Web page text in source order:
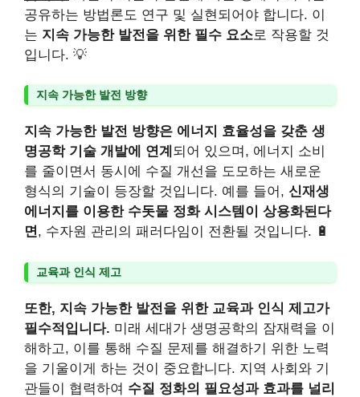
공유하는 방법론도 연구 및 실현되어야 합니다. 이
는 지속 가능한 발전을 위한 필수 요소로 작용할 것
입니다. 💡
지속 가능한 발전 방향
지속 가능한 발전 방향은 에너지 효율성을 갖춘 생
명공학 기술 개발에 연계 되어 있으며, 에너지 소비
를 줄이면서 동시에 수질 개선을 도모하는 새로운
형식의 기술이 등장할 것입니다. 예를 들어, 신재생
에너지를 이용한 수돗물 정화 시스템이 상용화된다
면, 수자원 관리의 패러다임이 전환될 것입니다. 🔋
교육과 인식 제고
또한, 지속 가능한 발전을 위한 교육과 인식 제고가
필수적입니다. 미래 세대가 생명공학의 잠재력을 이
해하고, 이를 통해 수질 문제를 해결하기 위한 노력
을 기울이게 하는 것이 중요합니다. 지역 사회와 기
관들이 협력하여 수질 정화의 필요성과 효과를 널리